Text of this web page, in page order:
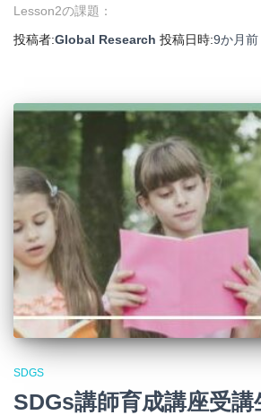
Lesson2の課題：
投稿者:Global Research 投稿日時:9か月前
SDGS
SDGs講師育成講座受講